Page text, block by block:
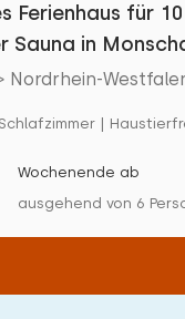
Ferienhaus für
Sauna in
Nordrhein-
|
Wochenende ab
ausgehend von 6